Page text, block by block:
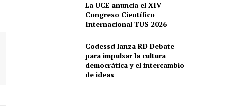
La UCE anuncia el XIV
Congreso Científico
Internacional TUS 2026
Codessd lanza RD Debate
para impulsar la cultura
democrática y el intercambio
de ideas